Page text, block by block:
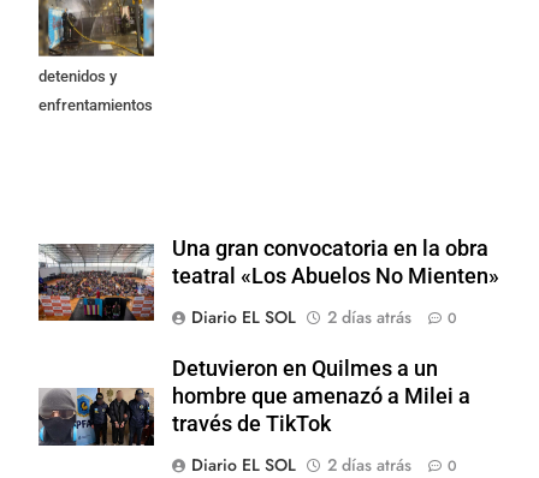
Propiedad
Privada: hubo
detenidos y
enfrentamientos
Una gran convocatoria en la obra
teatral «Los Abuelos No Mienten»
Diario EL SOL
2 días atrás 0
Detuvieron en Quilmes a un
hombre que amenazó a Milei a
través de TikTok
Diario EL SOL
2 días atrás 0